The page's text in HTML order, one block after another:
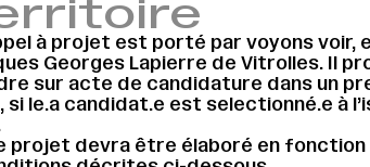
Vitrolles - voyons voir
à projet est porté par voyons voir,
Georges Lapierre de Vitrolles. Il
sur acte de candidature dans un
si le.a candidat.e est selectionné.e à
projet devra être élaboré en